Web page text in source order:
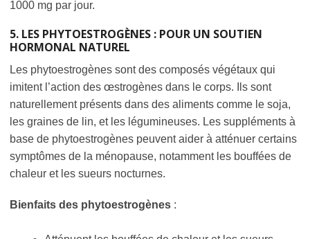
1000 mg par jour.
5. LES PHYTOESTROGÈNES : POUR UN SOUTIEN
HORMONAL NATUREL
Les phytoestrogènes sont des composés végétaux qui
imitent l’action des œstrogènes dans le corps. Ils sont
naturellement présents dans des aliments comme le soja,
les graines de lin, et les légumineuses. Les suppléments à
base de phytoestrogènes peuvent aider à atténuer certains
symptômes de la ménopause, notamment les bouffées de
chaleur et les sueurs nocturnes.
Bienfaits des phytoestrogènes :